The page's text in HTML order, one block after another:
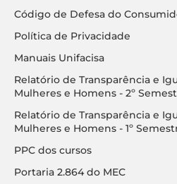
Código de Defesa do
Política de Privacidade
Manuais Unifacisa
Relatório de Transparência e
Mulheres e Homens - 2º
Relatório de Transparência e
Mulheres e Homens - 1º
PPC dos cursos
Portaria 2.864 do MEC